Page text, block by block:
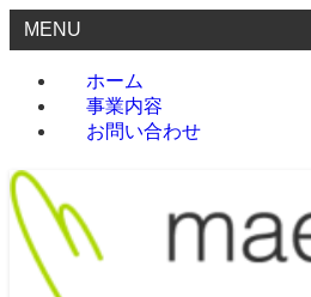
MENU
ホーム
事業内容
お問い合わせ